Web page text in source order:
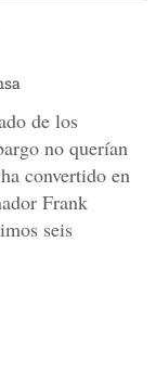
de los
no querían
convertido en
Frank
seis